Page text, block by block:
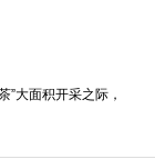
”大面积开采之际，